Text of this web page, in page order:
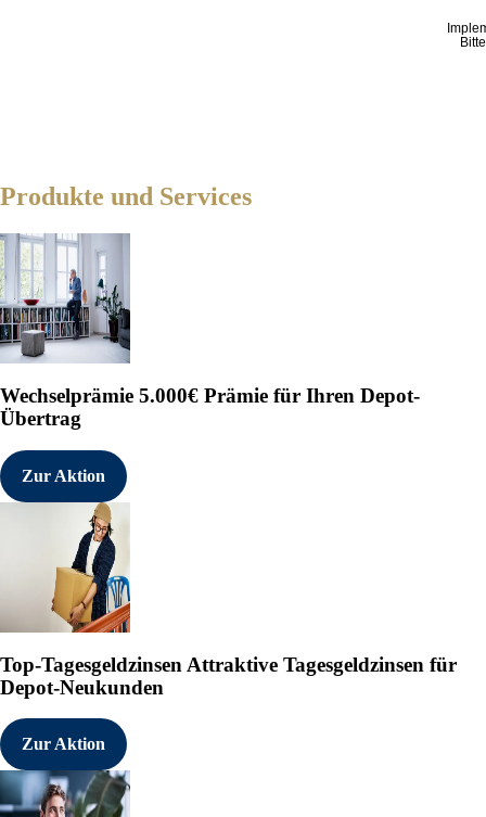
Produkte und Services
Wechselprämie 5.000€ Prämie für Ihren Depot-
Übertrag
Zur Aktion
Top-Tagesgeldzinsen Attraktive Tagesgeldzinsen für
Depot-Neukunden
Zur Aktion